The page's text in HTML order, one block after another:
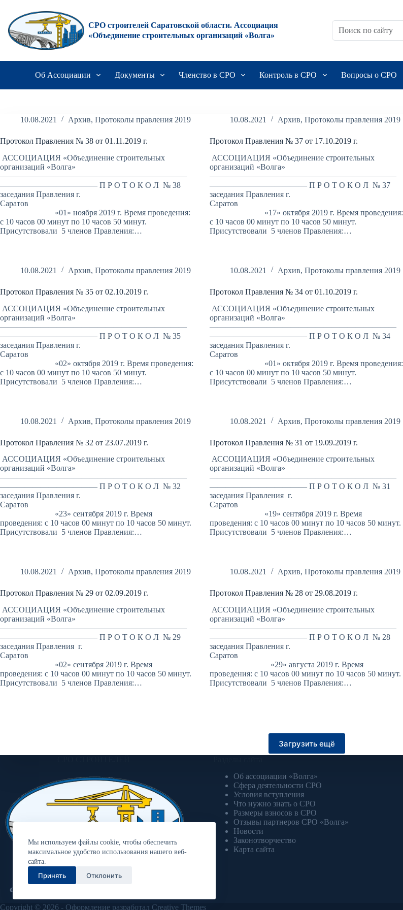
сути
Мы используем файлы cookie, чтобы обеспечить
максимальное удобство использования нашего веб-
сайта.
Принять Отклонить
СРО строителей Саратовской области. Ассоциация
«Объединение строительных организаций «Волга»
Об Ассоциации Документы Членство в СРО Контроль в СРО Вопросы о СРО
10.08.2021 Архив, Протоколы правления 2019
Протокол Правления № 38 от 01.11.2019 г.
АССОЦИАЦИЯ «Объединение строительных
организаций «Волга»
———————————————————————
———————————— П Р О Т О К О Л № 38
заседания Правления г.
Саратов
«01» ноября 2019 г. Время проведения:
с 10 часов 00 минут по 10 часов 50 минут.
Присутствовали 5 членов Правления:…
10.08.2021 Архив,Протоколы правления 2019
Протокол Правления № 37 от 17.10.2019 г.
АССОЦИАЦИЯ «Объединение строительных
организаций «Волга»
———————————————————————
———————————— П Р О Т О К О Л № 37
заседания Правления г.
Саратов
«17» октября 2019 г. Время проведения:
с 10 часов 00 минут по 10 часов 50 минут.
Присутствовали 5 членов Правления:…
10.08.2021 Архив, Протоколы правления 2019
Протокол Правления № 35 от 02.10.2019 г.
АССОЦИАЦИЯ «Объединение строительных
организаций «Волга»
———————————————————————
———————————— П Р О Т О К О Л № 35
заседания Правления г.
Саратов
«02» октября 2019 г. Время проведения:
с 10 часов 00 минут по 10 часов 50 минут.
Присутствовали 5 членов Правления:…
10.08.2021 Архив,Протоколы правления 2019
Протокол Правления № 34 от 01.10.2019 г.
АССОЦИАЦИЯ «Объединение строительных
организаций «Волга»
———————————————————————
———————————— П Р О Т О К О Л № 34
заседания Правления г.
Саратов
«01» октября 2019 г. Время проведения:
с 10 часов 00 минут по 10 часов 50 минут.
Присутствовали 5 членов Правления:…
10.08.2021 Архив, Протоколы правления 2019
Протокол Правления № 32 от 23.07.2019 г.
АССОЦИАЦИЯ «Объединение строительных
организаций «Волга»
———————————————————————
———————————— П Р О Т О К О Л № 32
заседания Правления г.
Саратов
«23» сентября 2019 г. Время
проведения: с 10 часов 00 минут по 10 часов 50 минут.
Присутствовали 5 членов Правления:…
10.08.2021 Архив,Протоколы правления 2019
Протокол Правления № 31 от 19.09.2019 г.
АССОЦИАЦИЯ «Объединение строительных
организаций «Волга»
———————————————————————
———————————— П Р О Т О К О Л № 31
заседания Правления г.
Саратов
«19» сентября 2019 г. Время
проведения: с 10 часов 00 минут по 10 часов 50 минут.
Присутствовали 5 членов Правления:…
10.08.2021 Архив, Протоколы правления 2019
Протокол Правления № 29 от 02.09.2019 г.
АССОЦИАЦИЯ «Объединение строительных
организаций «Волга»
———————————————————————
———————————— П Р О Т О К О Л № 29
заседания Правления г.
Саратов
«02» сентября 2019 г. Время
проведения: с 10 часов 00 минут по 10 часов 50 минут.
Присутствовали 5 членов Правления:…
10.08.2021 Архив,Протоколы правления 2019
Протокол Правления № 28 от 29.08.2019 г.
АССОЦИАЦИЯ «Объединение строительных
организаций «Волга»
———————————————————————
———————————— П Р О Т О К О Л № 28
заседания Правления г.
Саратов
«29» августа 2019 г. Время
проведения: с 10 часов 00 минут по 10 часов 50 минут.
Присутствовали 5 членов Правления:…
Загрузить ещё
Ассоциация «Объединение
строительных организаций «Волга»
Об ассоциации «Волга»
Сфера деятельности СРО
Условия вступления
Что нужно знать о СРО
Размеры взносов в СРО
Отзывы партнеров СРО «Волга»
Новости
Законотворчество
Карта сайта
Copyright © 2026 - Оформление разработал Creative Themes